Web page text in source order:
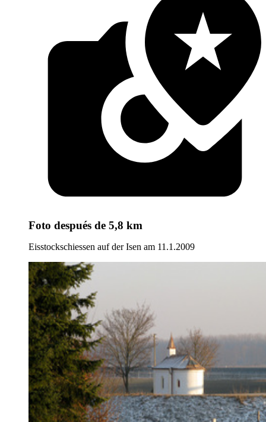
Foto después de 5,8 km
Eisstockschiessen auf der Isen am 11.1.2009